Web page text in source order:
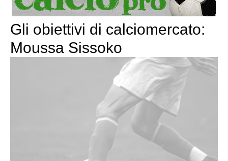
Gli obiettivi di calciomercato:
Moussa Sissoko